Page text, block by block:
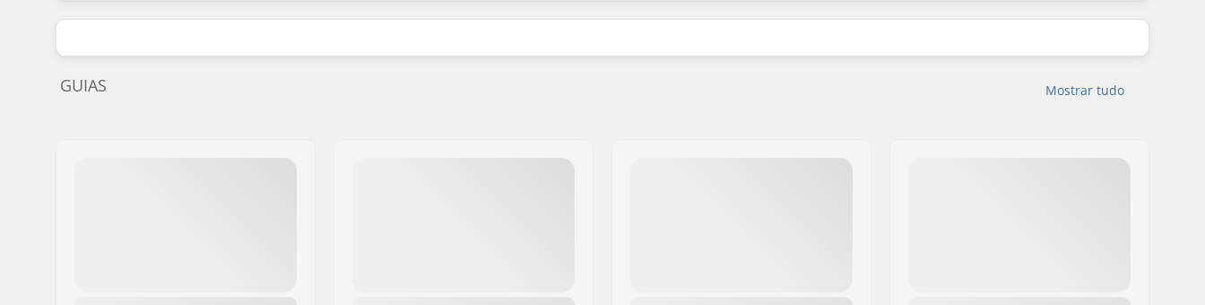
Mostrar tudo
GUIAS